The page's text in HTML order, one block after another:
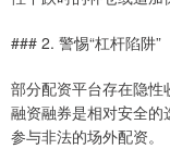
### 2. 警惕“杠杆陷阱”
部分配资平台存在隐
融资融券是相对安全
参与非法的场外配资。